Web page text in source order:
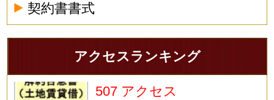
契約書書式
アクセスランキング
507 アクセス